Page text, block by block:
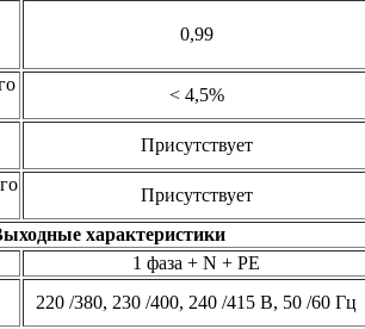
0,99
< 4,5%
Присутствует
Присутствует
характеристики
1 фаза + N + PE
220 /380, 230 /400, 240 /415 В, 50 /60 Гц